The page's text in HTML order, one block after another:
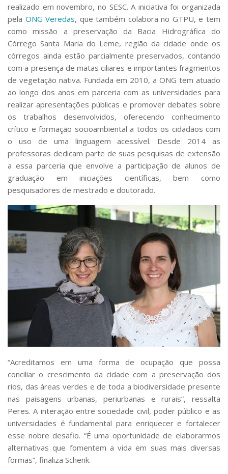
realizado em novembro, no SESC. A iniciativa foi organizada
pela ONG Veredas, que também colabora no GTPU, e tem
como missão a preservação da Bacia Hidrográfica do
Córrego Santa Maria do Leme, região da cidade onde os
córregos ainda estão parcialmente preservados, contando
com a presença de matas ciliares e importantes fragmentos
de vegetação nativa. Fundada em 2010, a ONG tem atuado
ao longo dos anos em parceria com as universidades para
realizar apresentações públicas e promover debates sobre
os trabalhos desenvolvidos, oferecendo conhecimento
crítico e formação socioambiental a todos os cidadãos com
o uso de uma linguagem acessível. Desde 2014 as
professoras dedicam parte de suas pesquisas de extensão
a essa parceria que envolve a participação de alunos de
graduação em iniciações científicas, bem como
pesquisadores de mestrado e doutorado.
“Acreditamos em uma forma de ocupação que possa
conciliar o crescimento da cidade com a preservação dos
rios, das áreas verdes e de toda a biodiversidade presente
nas paisagens urbanas, periurbanas e rurais”, ressalta
Peres. A interação entre sociedade civil, poder público e as
universidades é fundamental para enriquecer e fortalecer
esse nobre desafio. “É uma oportunidade de elaborarmos
alternativas que fomentem a vida em suas mais diversas
formas”, finaliza Schenk.